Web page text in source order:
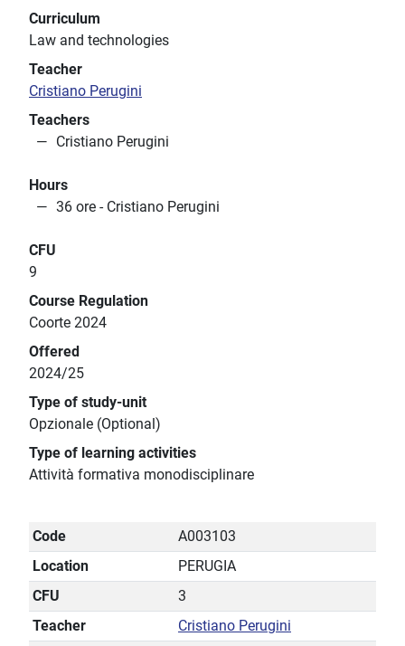
Curriculum
Law and technologies
Teacher
Cristiano Perugini
Teachers
Cristiano Perugini
Hours
36 ore - Cristiano Perugini
CFU
9
Course Regulation
Coorte 2024
Offered
2024/25
Type of study-unit
Opzionale (Optional)
Type of learning activities
Attività formativa monodisciplinare
Code
A003103
Location
PERUGIA
CFU
3
Teacher
Cristiano Perugini